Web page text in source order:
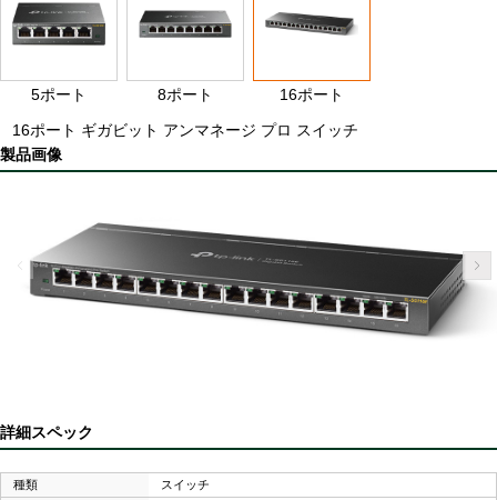
5ポート 8ポート
16ポート
16ポート ギガビット アンマネージ プロ スイッチ
製品画像
詳細スペック
種類
スイッチ